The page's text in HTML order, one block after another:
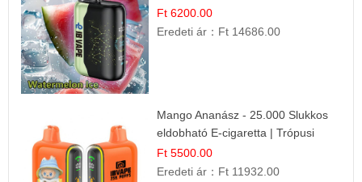
Frissítő Nyári Íz
Ft 6200.00
Eredeti ár： Ft 14686.00
Mango Ananász - 25.000 Slukkos
eldobható E-cigaretta | Trópusi
Ízélmény
Ft 5500.00
Eredeti ár： Ft 11932.00